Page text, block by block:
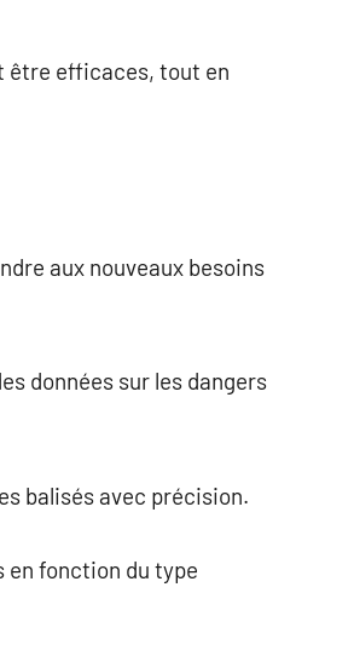
être efficaces, tout en
aux nouveaux besoins
données sur les dangers
balisés avec précision.
fonction du type